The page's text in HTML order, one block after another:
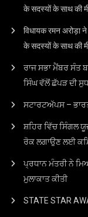
के सदस्यों के साथ की
विधायक रमन अरोड़ा
के सदस्यों के साथ की
ਰਾਜ ਸਭਾ ਮੈਂਬਰ ਸੰਤ
ਸਿੰਘ ਵੱਲੋਂ ਛੱਪੜ ਦੀ
ਸਟਾਰਟਅੱਪਸ –
ਸ਼ਹਿਰ ਵਿੱਚ ਸਿੰਗਲ
ਰੋਕ ਲਗਾਉਣ ਲਈ
ਪ੍ਰਧਾਨ ਮੰਤਰੀ ਨੇ
ਮੁਲਾਕਾਤ ਕੀਤੀ
STATE STAR